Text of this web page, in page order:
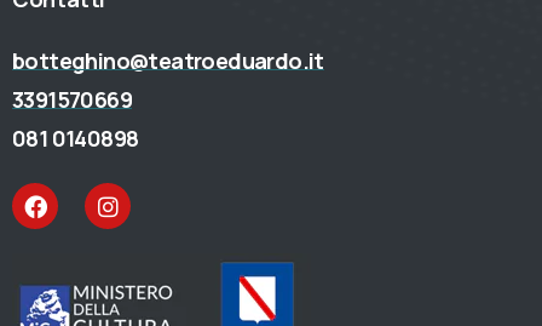
botteghino@teatroeduardo.it
3391570669
081 0140898